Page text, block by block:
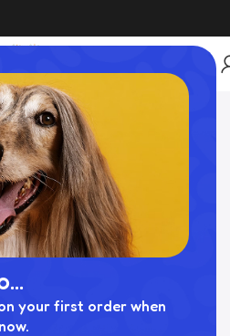
your first order when
/ HARNESS